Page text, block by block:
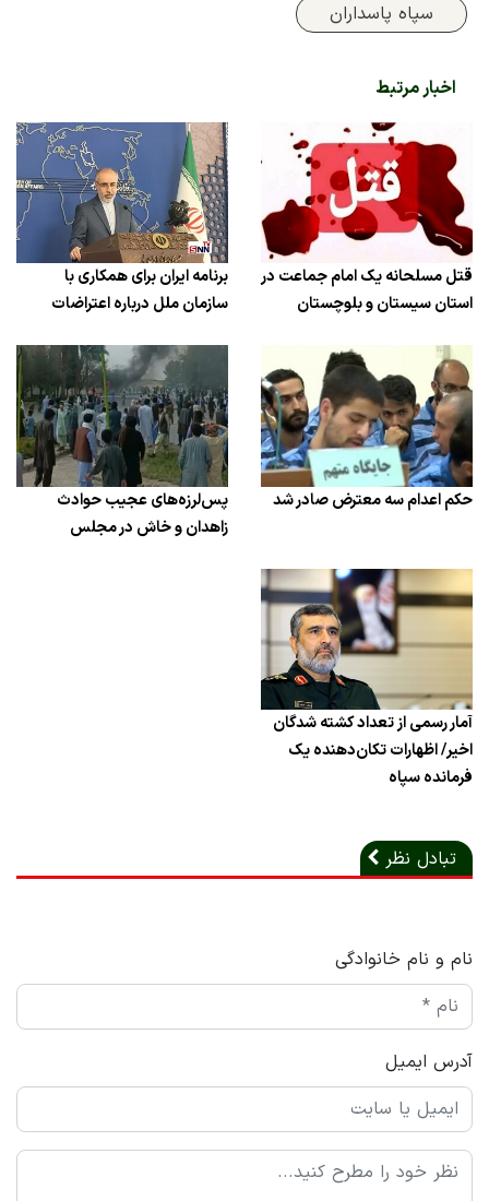
سپاه پاسداران
اخبار مرتبط
قتل مسلحانه یک امام جماعت در
استان سیستان و بلوچستان
برنامه ایران برای همکاری با
سازمان ملل درباره اعتراضات
حکم اعدام سه معترض صادر شد
پس‌لرزه‌های عجیب حوادث
زاهدان و خاش در مجلس
آمار رسمی از تعداد کشته شدگان
اخیر/ اظهارات تکان‌دهنده یک
فرمانده سپاه
تبادل نظر
نام و نام خانوادگی
آدرس ایمیل